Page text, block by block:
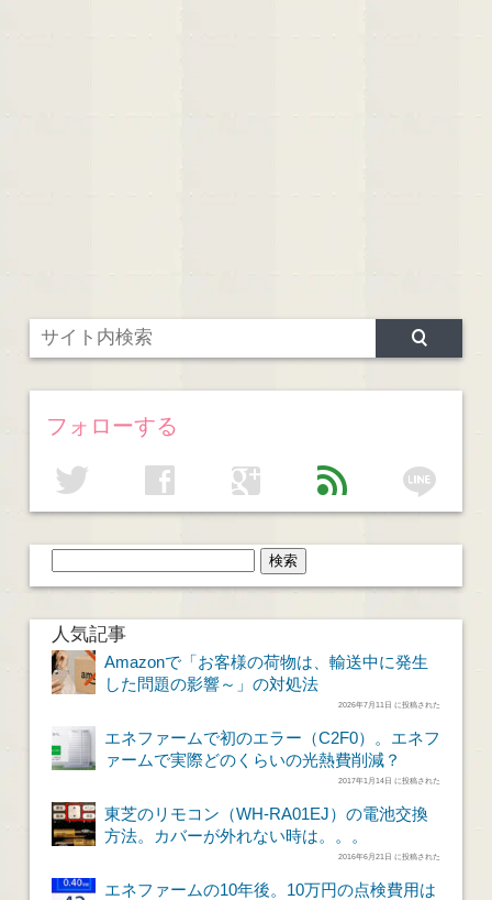
フォローする
twitter facebook google feed line
人気記事
Amazonで「お客様の荷物は、輸送中に発生
した問題の影響～」の対処法
2026年7月11日 に投稿された
エネファームで初のエラー（C2F0）。エネフ
ァームで実際どのくらいの光熱費削減？
2017年1月14日 に投稿された
東芝のリモコン（WH-RA01EJ）の電池交換
方法。カバーが外れない時は。。。
2016年6月21日 に投稿された
エネファームの10年後。10万円の点検費用は